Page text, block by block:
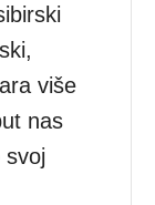
više
nas
svoj